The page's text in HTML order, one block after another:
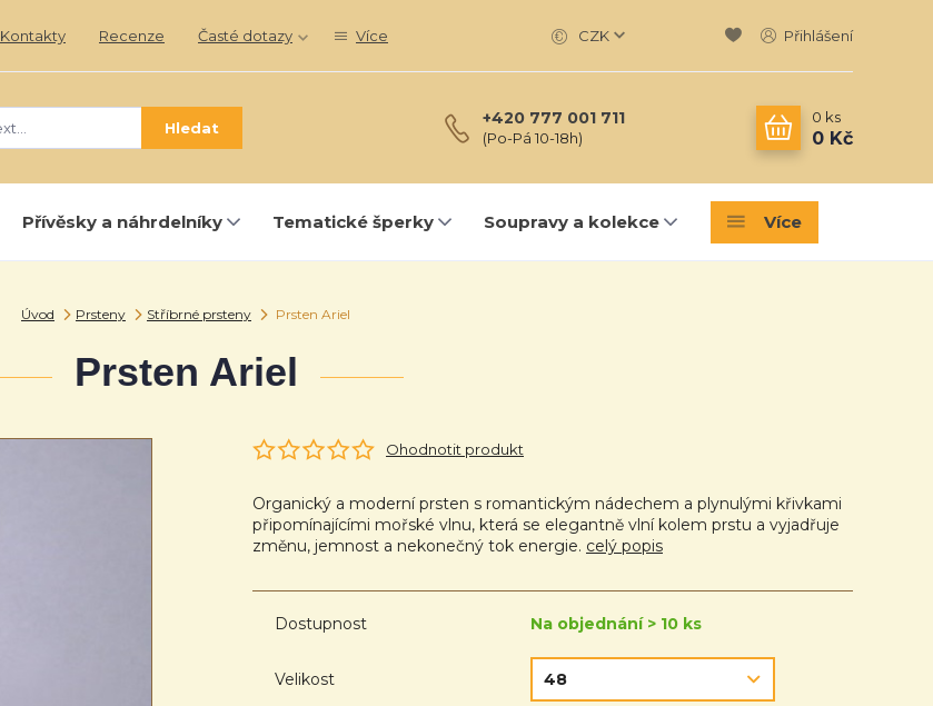
Kontakty Recenze Časté dotazy Více CZK Přihlášení
Hledat +420 777 001 711
(Po-Pá 10-18h)
0 ks
0 Kč
Přívěsky a náhrdelníky Tematické šperky Soupravy a kolekce Více
Úvod Prsteny Stříbrné prsteny Prsten Ariel
Prsten Ariel
Ohodnotit produkt
Organický a moderní prsten s romantickým nádechem a plynulými křivkami
připomínajícími mořské vlnu, která se elegantně vlní kolem prstu a vyjadřuje
změnu, jemnost a nekonečný tok energie. celý popis
Dostupnost Na objednání > 10 ks
Velikost